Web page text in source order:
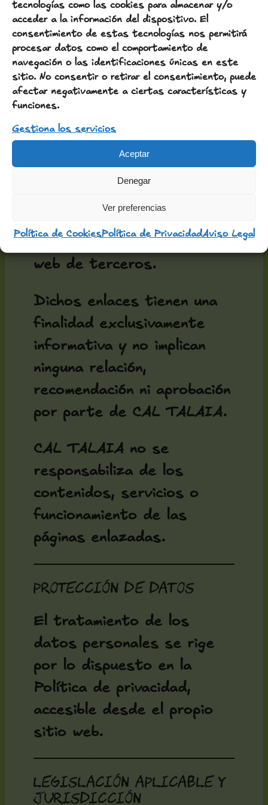
tecnologías como las cookies para almacenar y/o
acceder a la información del dispositivo. El
consentimiento de estas tecnologías nos permitirá
procesar datos como el comportamiento de
navegación o las identificaciones únicas en este
sitio. No consentir o retirar el consentimiento, puede
afectar negativamente a ciertas características y
funciones.
Gestiona los servicios
Aceptar
Denegar
Ver preferencias
Política de CookiesPolítica de PrivacidadAviso Legal
tomadas a partir de la
información contenida en
el sitio web
De posibles errores u
omisiones en los
contenidos
Enlaces externos
contener enlaces a páginas
web de terceros.
Dichos enlaces tienen una
finalidad exclusivamente
informativa y no implican
ninguna relación,
recomendación ni aprobación
por parte de CAL TALAIA.
CAL TALAIA no se
responsabiliza de los
contenidos, servicios o
funcionamiento de las
páginas enlazadas.
Protección de datos
El tratamiento de los
datos personales se rige
por lo dispuesto en la
Política de privacidad,
accesible desde el propio
sitio web.
Legislación aplicable y
jurisdicción